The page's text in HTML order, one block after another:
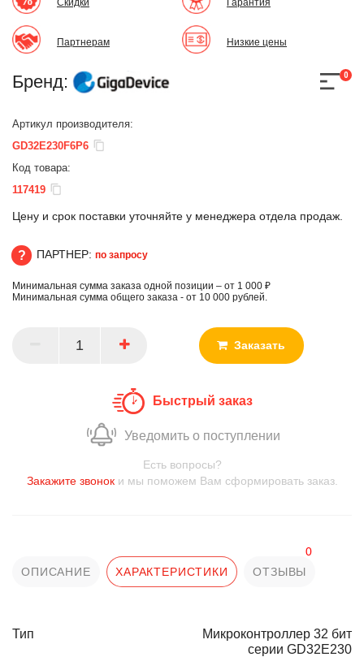
Партнерам Низкие цены
Бренд: 0
Артикул производителя:
GD32E230F6P6
Код товара:
117419
Цену и срок поставки уточняйте у менеджера отдела продаж.
ПАРТНЕР
ПАРТНЕР: по запросу
Минимальная сумма заказа одной позиции – от 1 000 ₽
Минимальная сумма общего заказа - от 10 000 рублей.
Заказать
Быстрый заказ
Уведомить о поступлении
Есть вопросы?
Закажите звоноки мы поможем Вам сформировать заказ.
ОПИСАНИЕ ХАРАКТЕРИСТИКИ ОТЗЫВЫ
0
Тип
Микроконтроллер 32 бит
серии GD32E230